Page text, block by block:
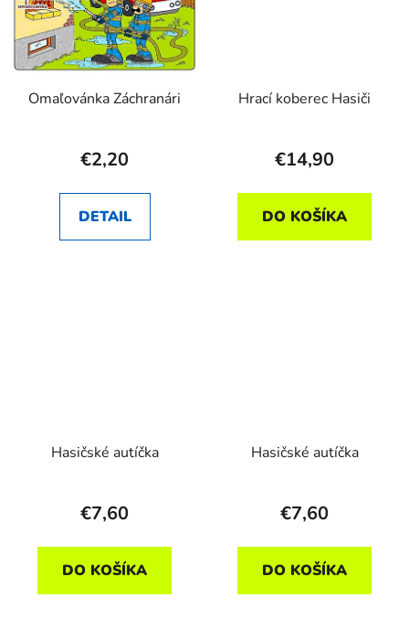
Omaľovánka Záchranári
€2,20
DETAIL
Hrací koberec Hasiči
€14,90
DO KOŠÍKA
Hasičské autíčka
€7,60
DO KOŠÍKA
Hasičské autíčka
€7,60
DO KOŠÍKA